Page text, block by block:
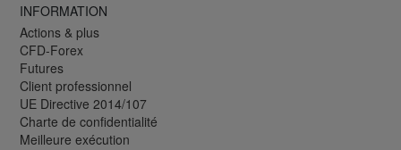
INFORMATION
Actions & plus
CFD-Forex
Futures
Client professionnel
UE Directive 2014/107
Charte de confidentialité
Meilleure exécution